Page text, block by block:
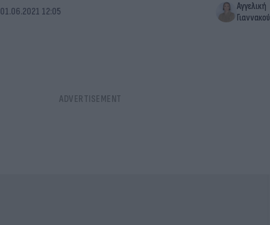
01.06.2021 12:05
Αγγελική
Γιαννακού